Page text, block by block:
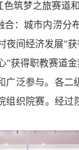
筑梦之旅赛道
合：城市内涝
间经济发展”
获得职教赛道金
广泛参与。各
组织院赛。经